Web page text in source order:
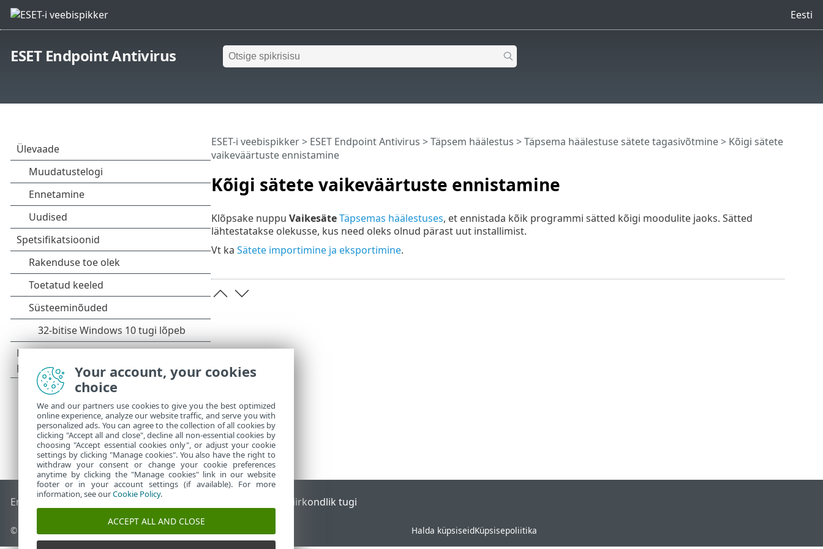
Eesti
ESET Endpoint Antivirus
Kõigi sätete vaikeväärtuste ennistamine
ESET-i veebispikker> ESET Endpoint Antivirus >Täpsem häälestus > Täpsema häälestuse sätete tagasivõtmine > Kõigi sätete
vaikeväärtuste ennistamine
Klõpsake nuppu Vaikesäte Täpsemas häälestuses, et ennistada kõik programmi sätted kõigi moodulite jaoks. Sätted
lähtestatakse olekusse, kus need oleks olnud pärast uut installimist.
Vt ka Sätete importimine ja eksportimine.
End of Life ESET-i teabebaas ESET-i foorum Piirkondlik tugi
© 1992 - 2026 ESET, spol. s r.o. – kõik õigused on kaitstud. Halda küpsiseidKüpsisepoliitika
Your account, your cookies
choice
We and our partners use cookies to give you the best optimized
online experience, analyze our website traffic, and serve you with
personalized ads. You can agree to the collection of all cookies by
clicking "Accept all and close", decline all non-essential cookies by
choosing "Accept essential cookies only", or adjust your cookie
settings by clicking "Manage cookies". You also have the right to
withdraw your consent or change your cookie preferences
anytime by clicking the "Manage cookies" link in our website
footer or in your account settings (if available). For more
information, see ourCookie Policy.
ACCEPT ALL AND CLOSE